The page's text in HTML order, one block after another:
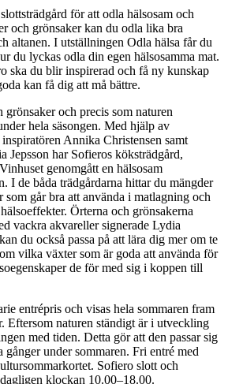
för att odla hälsosam och
och grönsaker kan du odla lika bra
altanen. I utställningen Odla hälsa får du
du lyckas odla din egen hälsosamma mat.
ska du blir inspirerad och få ny kunskap
kan få dig att må bättre.
och precis som naturen
hela säsongen. Med hjälp av
Annika Christensen samt
Jepsson har Sofieros köksträdgård,
genomgått en hälsosam
I de båda trädgårdarna hittar du mängder
går bra att använda i matlagning och
Örterna och grönsakerna
vackra akvareller signerade Lydia
du också passa på att lära dig mer om te
vilka växter som är goda att använda för
de för med sig i koppen till
entrépris och visas hela sommaren fram
Eftersom naturen ständigt är i utveckling
med tiden. Detta gör att den passar sig
gånger under sommaren. Fri entré med
Sofiero slott och
klockan 10.00–18.00.